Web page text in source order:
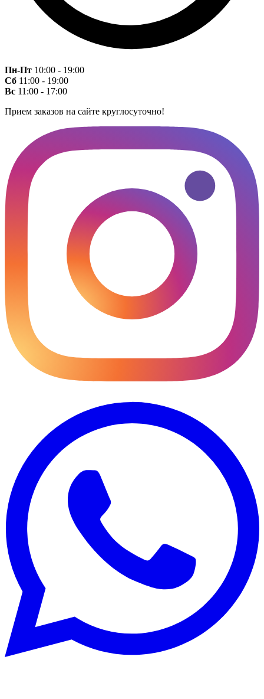
Пн-Пт 10:00 - 19:00
Сб 11:00 - 19:00
Вс 11:00 - 17:00
Прием заказов на сайте круглосуточно!